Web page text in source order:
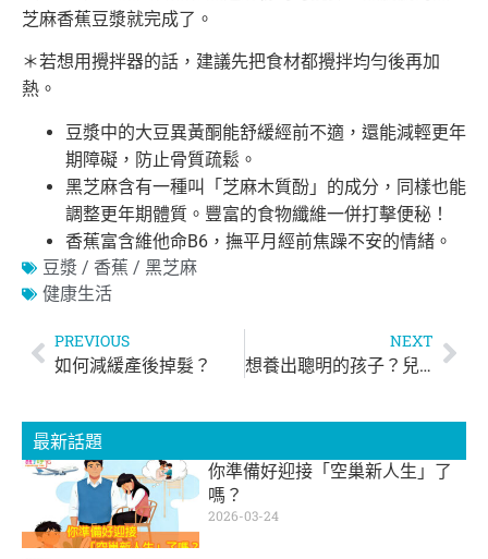
芝麻香蕉豆漿就完成了。
＊若想用攪拌器的話，建議先把食材都攪拌均勻後再加
熱。
豆漿中的大豆異黃酮能舒緩經前不適，還能減輕更年
期障礙，防止骨質疏鬆。
黑芝麻含有一種叫「芝麻木質酚」的成分，同樣也能
調整更年期體質。豐富的食物纖維一併打擊便秘！
香蕉富含維他命B6，撫平月經前焦躁不安的情緒。
豆漿 / 香蕉 / 黑芝麻
健康生活
PREVIOUS
如何減緩產後掉髮？
NEXT
想養出聰明的孩子？兒科醫：讓爸爸帶就對了！
最新話題
你準備好迎接「空巢新人生」了
嗎？
2026-03-24